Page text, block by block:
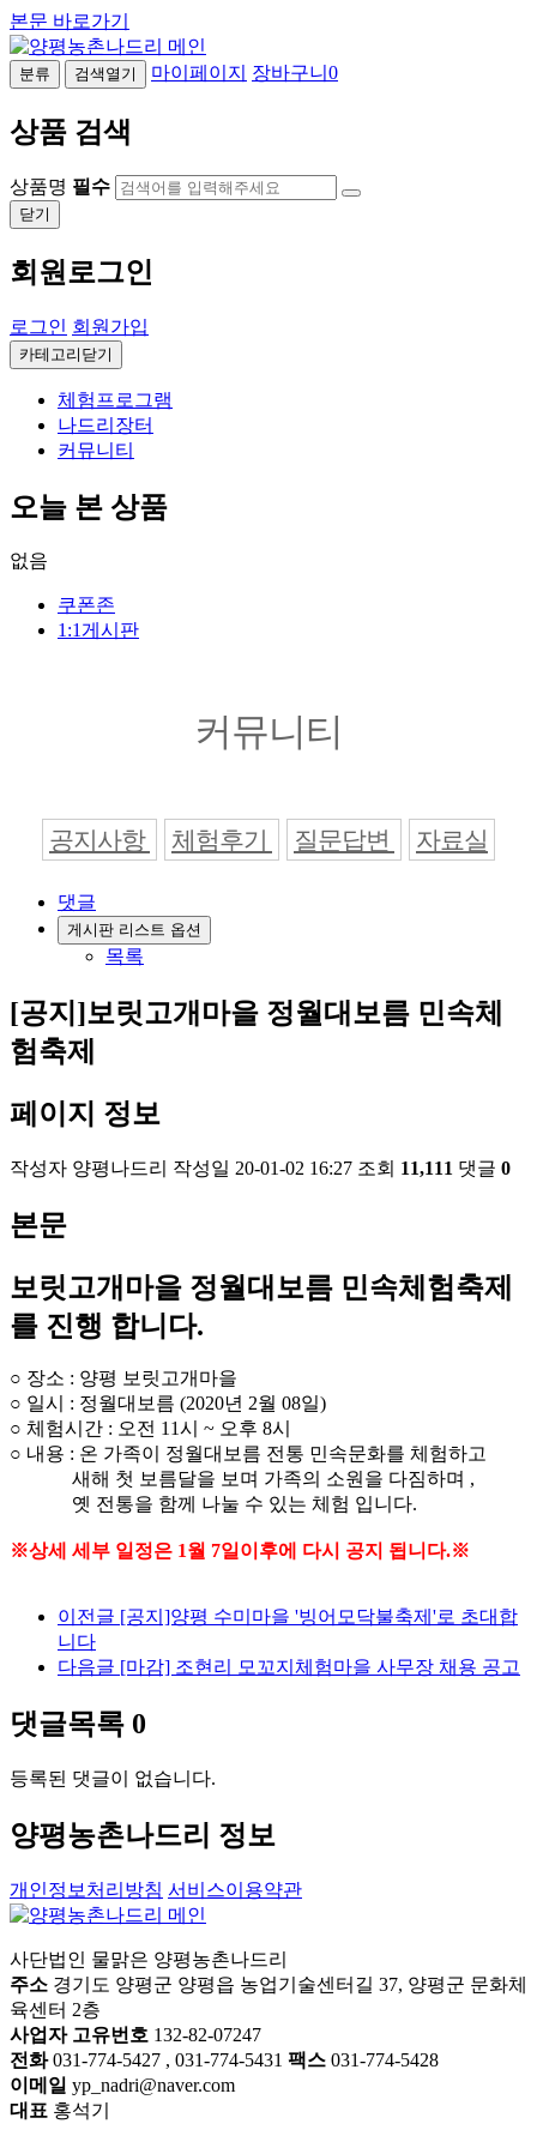
본문 바로가기
분류 검색열기 마이페이지 장바구니 0
상품 검색
상품명 필수
닫기
회원로그인
로그인 회원가입
카테고리닫기
체험프로그램
나드리장터
커뮤니티
오늘 본 상품
없음
쿠폰존
1:1게시판
커뮤니티
공지사항 체험후기 질문답변 자료실
댓글
게시판 리스트 옵션
목록
[공지]보릿고개마을 정월대보름 민속체
험축제
페이지 정보
작성자 양평나드리 작성일 20-01-02 16:27 조회 11,111 댓글 0
본문
보릿고개마을 정월대보름 민속체험축제
를 진행 합니다.
○ 장소 : 양평 보릿고개마을
○ 일시 : 정월대보름 (2020년 2월 08일)
○ 체험시간 : 오전 11시 ~ 오후 8시
○ 내용 : 온 가족이 정월대보름 전통 민속문화를 체험하고
새해 첫 보름달을 보며 가족의 소원을 다짐하며 ,
옛 전통을 함께 나눌 수 있는 체험 입니다.
※상세 세부 일정은 1월 7일이후에 다시 공지 됩니다.※
이전글 [공지]양평 수미마을 '빙어모닥불축제'로 초대합
니다
다음글 [마감] 조현리 모꼬지체험마을 사무장 채용 공고
댓글목록 0
등록된 댓글이 없습니다.
양평농촌나드리 정보
개인정보처리방침 서비스이용약관
사단법인 물맑은 양평농촌나드리
주소 경기도 양평군 양평읍 농업기술센터길 37, 양평군 문화체
육센터 2층
사업자 고유번호 132-82-07247
전화031-774-5427 , 031-774-5431 팩스 031-774-5428
이메일 yp_nadri@naver.com
대표 홍석기